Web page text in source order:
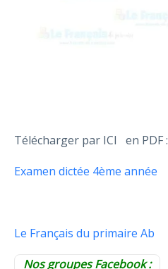
Télécharger par ICI en PDF :
Examen dictée 4ème année
Le Français du primaire Ab
Nos groupes Facebook :